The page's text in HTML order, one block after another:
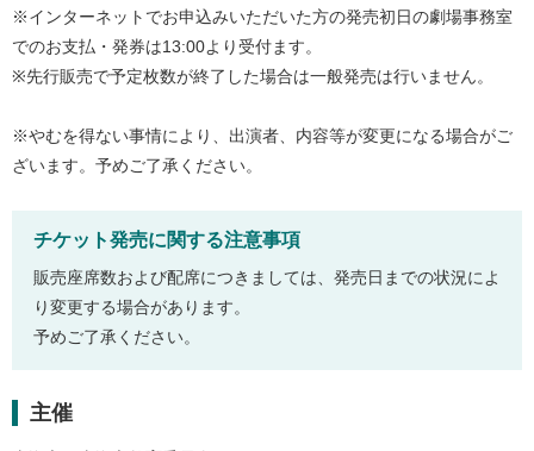
※インターネットでお申込みいただいた方の発売初日の劇場事務室
でのお支払・発券は13:00より受付ます。
※先行販売で予定枚数が終了した場合は一般発売は行いません。
※やむを得ない事情により、出演者、内容等が変更になる場合がご
ざいます。予めご了承ください。
チケット発売に関する注意事項
販売座席数および配席につきましては、発売日までの状況によ
り変更する場合があります。
予めご了承ください。
主催